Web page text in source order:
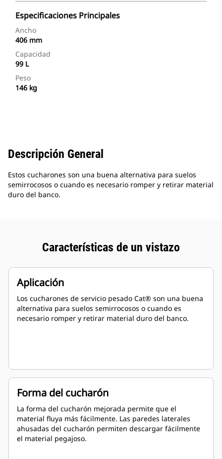
Especificaciones Principales
Ancho
406 mm
Capacidad
99 L
Peso
146 kg
Descripción General
Estos cucharones son una buena alternativa para suelos
semirrocosos o cuando es necesario romper y retirar material
duro del banco.
Características de un vistazo
Aplicación
Los cucharones de servicio pesado Cat® son una buena
alternativa para suelos semirrocosos o cuando es
necesario romper y retirar material duro del banco.
Forma del cucharón
La forma del cucharón mejorada permite que el
material fluya más fácilmente. Las paredes laterales
ahusadas del cucharón permiten descargar fácilmente
el material pegajoso.